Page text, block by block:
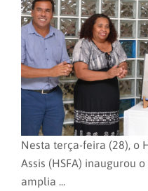
Nesta terça-feira (28), o
Assis (HSFA) inaugurou
amplia ...